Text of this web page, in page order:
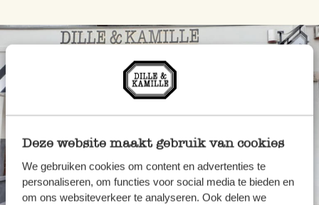
Deze website maakt gebruik van cookies
We gebruiken cookies om content en advertenties te
personaliseren, om functies voor social media te bieden en
om ons websiteverkeer te analyseren. Ook delen we
Immer in der Nähe